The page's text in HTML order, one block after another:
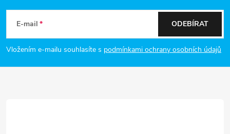
p
a
E-mail
Vložením e-mailu souhlasíte s podmínkami ochrany osobních údajů
ODEBÍRAT